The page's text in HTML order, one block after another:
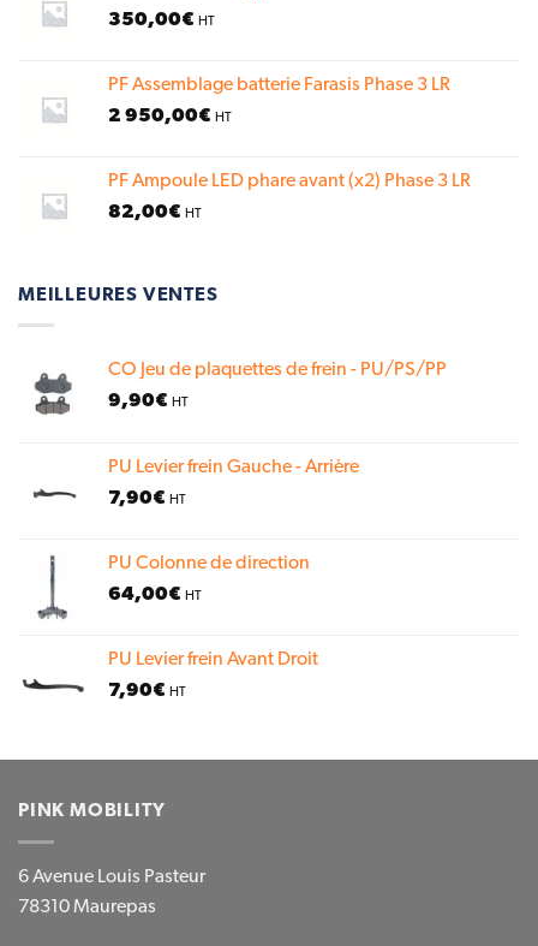
350,00€ HT
PF Assemblage batterie Farasis Phase 3 LR
2 950,00€ HT
PF Ampoule LED phare avant (x2) Phase 3 LR
82,00€ HT
MEILLEURES VENTES
CO Jeu de plaquettes de frein - PU/PS/PP
9,90€ HT
PU Levier frein Gauche - Arrière
7,90€ HT
PU Colonne de direction
64,00€ HT
PU Levier frein Avant Droit
7,90€ HT
PINK MOBILITY
6 Avenue Louis Pasteur
78310 Maurepas